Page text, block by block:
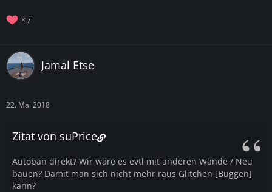
7
Jamal Etse
22. Mai 2018
Zitat von suPrice
Autoban direkt? Wir wäre es evtl mit anderen Wände / Neu
bauen? Damit man sich nicht mehr raus Glitchen [Buggen]
kann?